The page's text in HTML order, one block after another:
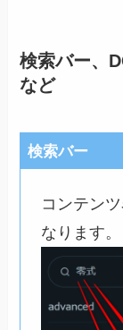
検索バー、
など
検索バー
コンテン
なります。